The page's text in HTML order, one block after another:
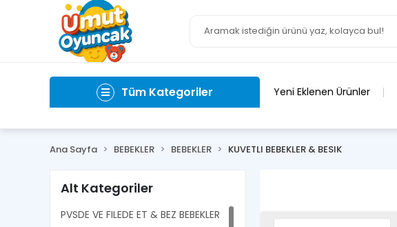
Tüm Kategoriler Yeni Eklenen Ürünler
Ana Sayfa BEBEKLER BEBEKLER KUVETLI BEBEKLER & BESIK
Alt Kategoriler
PVSDE VE FILEDE ET & BEZ BEBEKLER